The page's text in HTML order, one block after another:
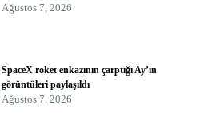
Ağustos 7, 2026
SpaceX roket enkazının çarptığı Ay’ın
görüntüleri paylaşıldı
Ağustos 7, 2026